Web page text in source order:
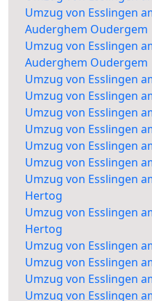
Umzug von Esslingen
Auderghem Oudergem
Umzug von Esslingen
Auderghem Oudergem
Umzug von Esslingen
Umzug von Esslingen
Umzug von Esslingen
Umzug von Esslingen
Umzug von Esslingen
Umzug von Esslingen
Umzug von Esslingen
Hertog
Umzug von Esslingen
Hertog
Umzug von Esslingen
Umzug von Esslingen
Umzug von Esslingen
Umzug von Esslingen